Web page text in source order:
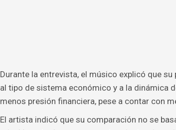
Durante la entrevista, el músico explicó que
al tipo de sistema económico y a la dinámica
menos presión financiera, pese a contar con
El artista indicó que su comparación no se